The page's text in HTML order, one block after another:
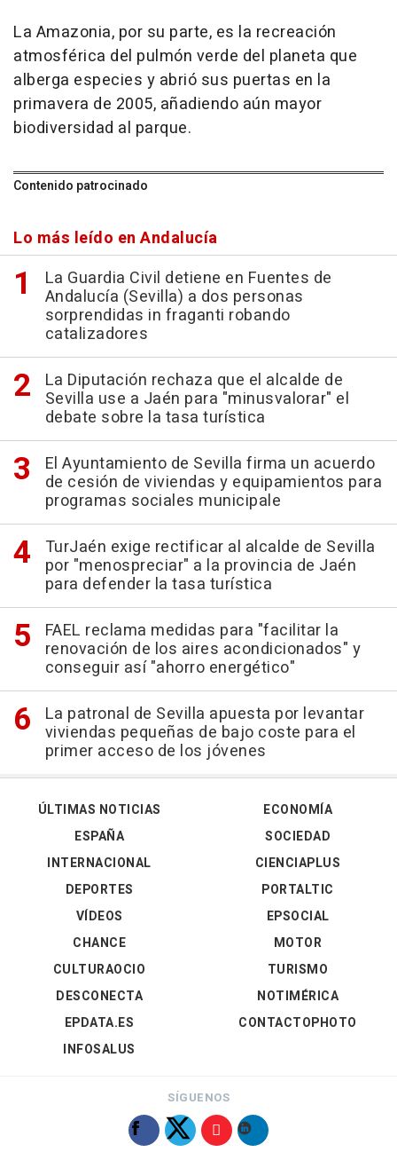
La Amazonia, por su parte, es la recreación
atmosférica del pulmón verde del planeta que
alberga especies y abrió sus puertas en la
primavera de 2005, añadiendo aún mayor
biodiversidad al parque.
Contenido patrocinado
Lo más leído en Andalucía
La Guardia Civil detiene en Fuentes de
Andalucía (Sevilla) a dos personas
sorprendidas in fraganti robando
catalizadores
La Diputación rechaza que el alcalde de
Sevilla use a Jaén para "minusvalorar" el
debate sobre la tasa turística
El Ayuntamiento de Sevilla firma un acuerdo
de cesión de viviendas y equipamientos para
programas sociales municipale
TurJaén exige rectificar al alcalde de Sevilla
por "menospreciar" a la provincia de Jaén
para defender la tasa turística
FAEL reclama medidas para "facilitar la
renovación de los aires acondicionados" y
conseguir así "ahorro energético"
La patronal de Sevilla apuesta por levantar
viviendas pequeñas de bajo coste para el
primer acceso de los jóvenes
ÚLTIMAS NOTICIAS
ESPAÑA
INTERNACIONAL
DEPORTES
VÍDEOS
ECONOMÍA
SOCIEDAD
CIENCIAPLUS
PORTALTIC
EPSOCIAL
CHANCE
CULTURAOCIO
DESCONECTA
EPDATA.ES
INFOSALUS
MOTOR
TURISMO
NOTIMÉRICA
CONTACTOPHOTO
SÍGUENOS